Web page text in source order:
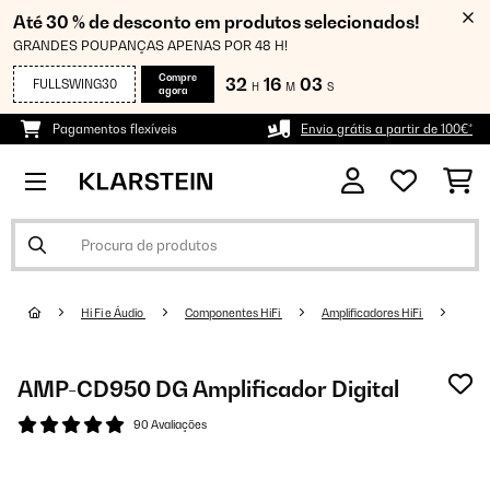
Até 30 % de desconto em produtos selecionados!
GRANDES POUPANÇAS APENAS POR 48 H!
FULLSWING30
Compre
agora
32 H 16 M 03 S
Pagamentos flexíveis Envio grátis a partir de 100€*
Hi Fi e Áudio Componentes HiFi Amplificadores HiFi
AMP-CD950 DG Amplificador Digital
90 Avaliações